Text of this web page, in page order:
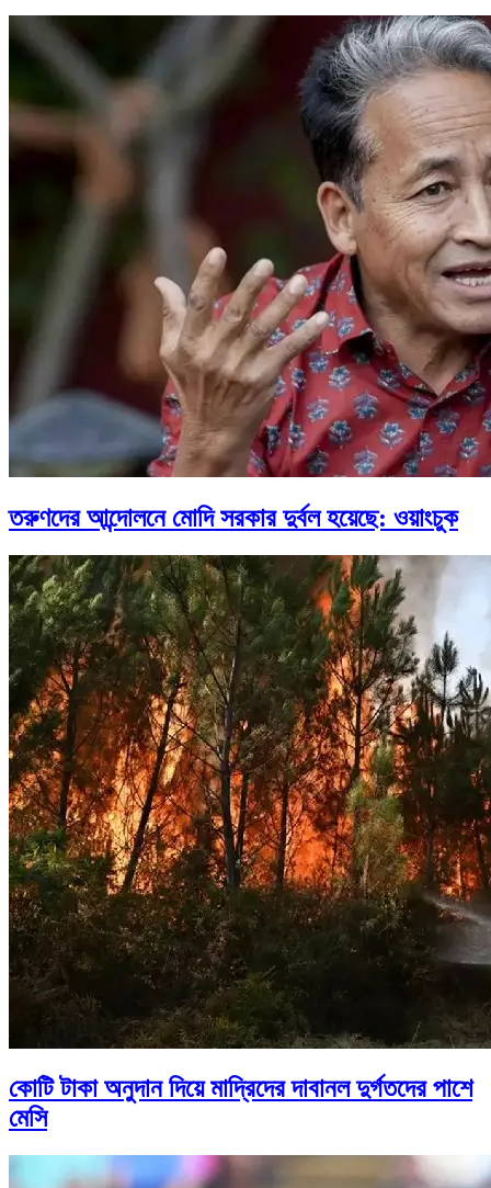
তরুণদের আন্দোলনে মোদি সরকার দুর্বল হয়েছে: ওয়াংচুক
কোটি টাকা অনুদান দিয়ে মাদ্রিদের দাবানল দুর্গতদের পাশে
মেসি